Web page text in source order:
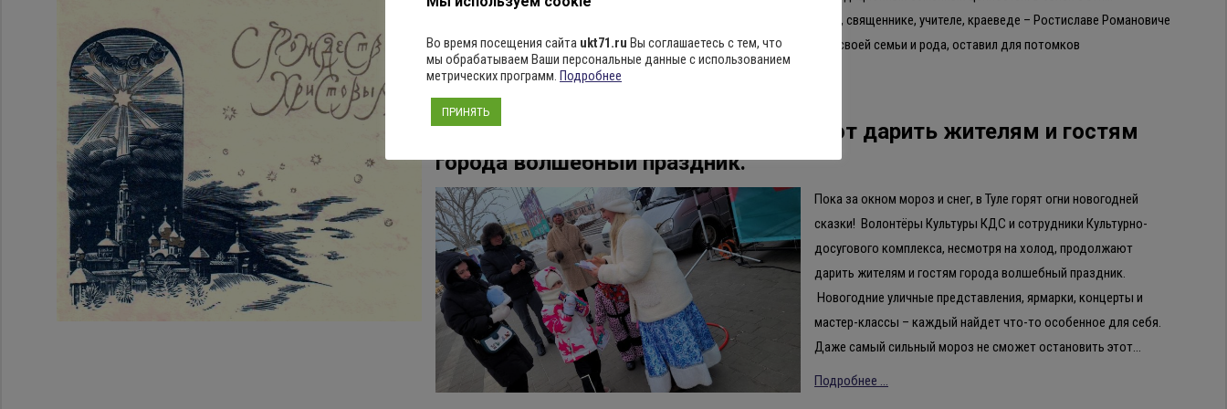
предлагаем вспомнить о человеке, положившему начало нашему музею, священнике, учителе, краеведе – Ростиславе Романовиче
Лозинском. Ростислав Романович очень бережно относился к истории своей семьи и рода, оставил для потомков
автобиографию и генеалогическое древо.…
Подробнее ...
Волонтёры Культуры КДС продолжают дарить жителям и гостям
города волшебный праздник.
Пока за окном мороз и снег, в Туле горят огни новогодней
сказки! Волонтёры Культуры КДС и сотрудники Культурно-
досугового комплекса, несмотря на холод, продолжают
дарить жителям и гостям города волшебный праздник.
Новогодние уличные представления, ярмарки, концерты и
мастер-классы – каждый найдет что-то особенное для себя.
Даже самый сильный мороз не сможет остановить этот…
Подробнее ...
Во время посещения сайта ukt71.ru Вы соглашаетесь с тем, что
мы обрабатываем Ваши персональные данные с использованием
метрических программ. Подробнее
ПРИНЯТЬ